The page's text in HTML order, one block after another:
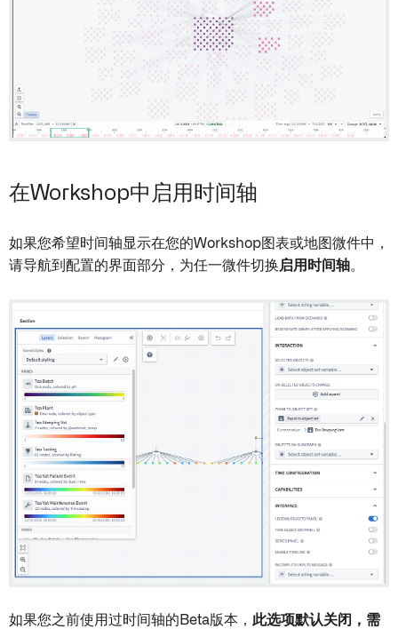
在Workshop中启用时间轴
如果您希望时间轴显示在您的Workshop图表或地图微件中，
请导航到配置的界面部分，为任一微件切换启用时间轴。
如果您之前使用过时间轴的Beta版本， 此选项默认关闭，需